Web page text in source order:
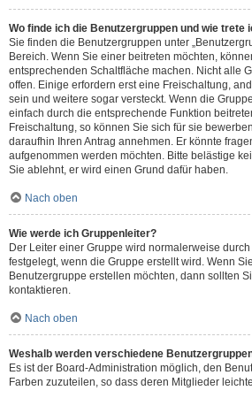
Wo finde ich die Benutzergruppen und wie trete
Sie finden die Benutzergruppen unter
Bereich. Wenn Sie einer beitreten möchten,
entsprechenden Schaltfläche machen. Nicht alle
offen. Einige erfordern erst eine Freischaltung,
sein und weitere sogar versteckt. Wenn die
einfach durch die entsprechende Funktion
Freischaltung, so können Sie sich für sie
daraufhin Ihren Antrag annehmen. Er könnte
aufgenommen werden möchten. Bitte belästige
Sie ablehnt, er wird einen Grund dafür haben.
Nach oben
Wie werde ich Gruppenleiter?
Der Leiter einer Gruppe wird normalerweise
festgelegt, wenn die Gruppe erstellt wird. Wenn
Benutzergruppe erstellen möchten, dann sollten
kontaktieren.
Nach oben
Weshalb werden verschiedene
Es ist der Board-Administration möglich, den
Farben zuzuteilen, so dass deren Mitglieder